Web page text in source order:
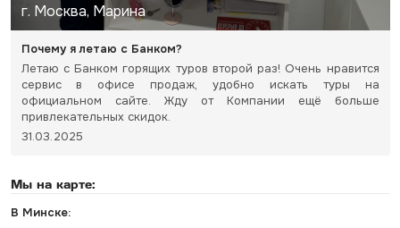
г. Москва, Марина
Почему я летаю с Банком?
Летаю с Банком горящих туров второй раз! Очень нравится
сервис в офисе продаж, удобно искать туры на
официальном сайте. Жду от Компании ещё больше
привлекательных скидок.
31.03.2025
Мы на карте:
В Минске: